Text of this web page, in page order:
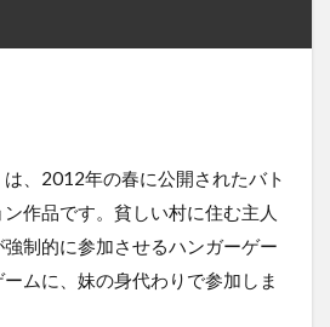
は、2012年の春に公開されたバト
作品です。貧しい村に住む主人
制的に参加させるハンガーゲー
ムに、妹の身代わりで参加しま